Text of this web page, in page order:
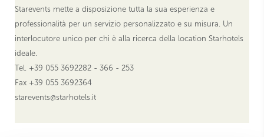
Starevents mette a disposizione tutta la sua esperienza e
professionalità per un servizio personalizzato e su misura. Un
interlocutore unico per chi è alla ricerca della location Starhotels
ideale.
Tel. +39 055 3692282 - 366 - 253
Fax +39 055 3692364
starevents@starhotels.it